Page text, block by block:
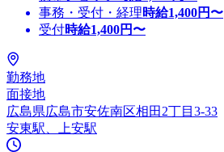
事務・受付・経理時給1,400円〜
受付時給1,400円〜
勤務地
面接地
広島県広島市安佐南区相田2丁目3-33
安東駅、上安駅